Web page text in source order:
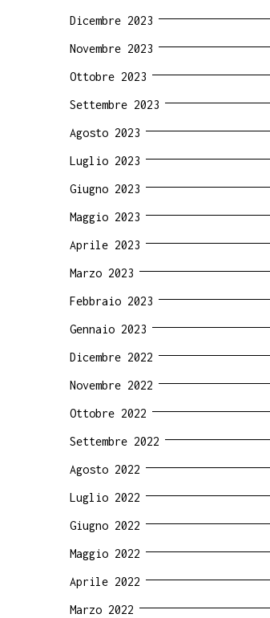
Dicembre 2023
Novembre 2023
Ottobre 2023
Settembre 2023
Agosto 2023
Luglio 2023
Giugno 2023
Maggio 2023
Aprile 2023
Marzo 2023
Febbraio 2023
Gennaio 2023
Dicembre 2022
Novembre 2022
Ottobre 2022
Settembre 2022
Agosto 2022
Luglio 2022
Giugno 2022
Maggio 2022
Aprile 2022
Marzo 2022